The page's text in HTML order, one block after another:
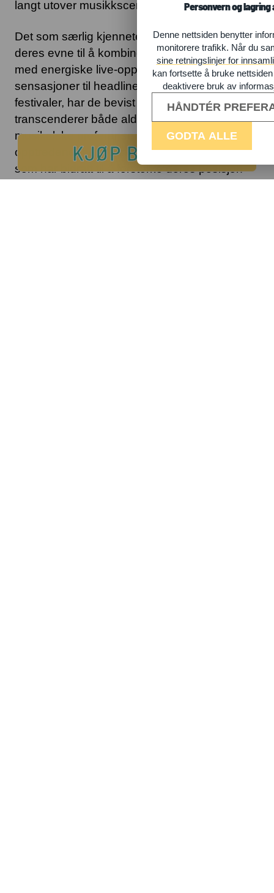
KJØP BILLETT
langt utover musikkscenen.
Det som særlig kjennetegner Ballinciaga er
deres evne til å kombinere fengende melodier
med energiske live-opptredener. Fra TikTok-
sensasjoner til headlinere på landets største
festivaler, har de bevist at deres appell
transcenderer både aldersgrupper og
musikalske preferanser. Med sine maskerte
opptredener har de skapt et mystisk image
som har bidratt til å forsterke deres posisjon
Personvern og
Denne nettsiden benytter
monitorere trafikk. Når du
sine retningslinjer for
kan fortsette å bruke
deaktivere bruk av
HÅNDTÉR
GODTA ALLE